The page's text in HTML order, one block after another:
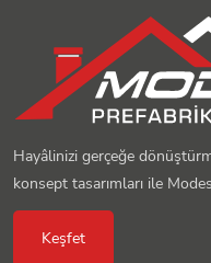
Hayâlinizi gerçeğe
konsept tasarımları ile
Keşfet